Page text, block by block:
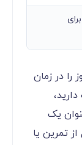
را در زمان‌
یک
تمرین یا